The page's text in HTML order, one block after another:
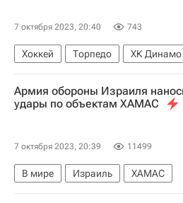
7 октября 2023, 20:40 743
Хоккей Торпедо
ХК
Регулярный чемпионат КХЛ
Армия обороны Израиля
удары по объектам ХАМАС
7 октября 2023, 20:39 11499
В мире Израиль
ХАМАС